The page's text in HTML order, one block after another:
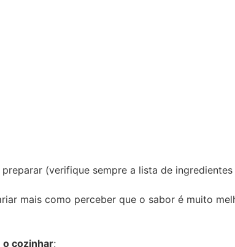
(verifique sempre a lista de
mais como perceber que o sabor é muito
cozinhar;